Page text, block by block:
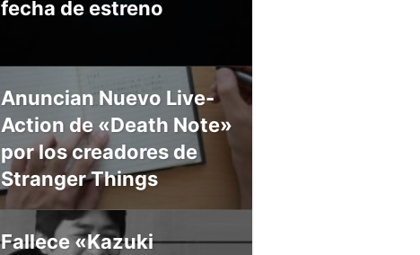
fecha de estreno
Anuncian Nuevo Live-
Action de «Death Note»
por los creadores de
Stranger Things
Fallece «Kazuki